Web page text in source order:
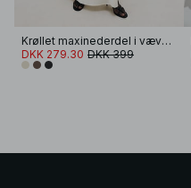
Krøllet maxinederdel i vævet materiale
DKK 279.30 DKK 399